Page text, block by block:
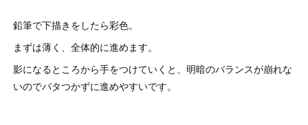
鉛筆で下描きをしたら彩色。
まずは薄く、全体的に進めます。
影になるところから手をつけていくと、明暗のバランスが崩れな
いのでバタつかずに進めやすいです。